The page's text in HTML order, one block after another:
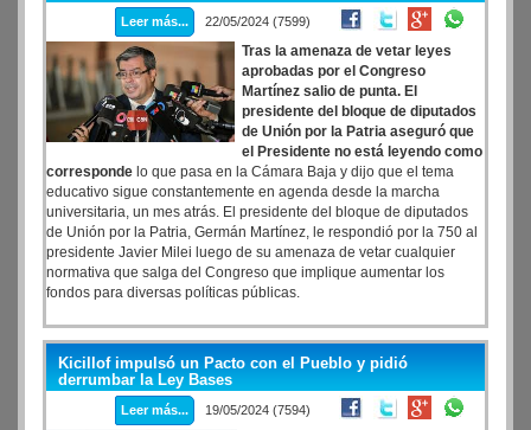
Leer más... 22/05/2024 (7599)
Tras la amenaza de vetar leyes
aprobadas por el Congreso
Martínez salio de punta. El
presidente del bloque de diputados
de Unión por la Patria aseguró que
el Presidente no está leyendo como
corresponde lo que pasa en la Cámara Baja y dijo que el tema
educativo sigue constantemente en agenda desde la marcha
universitaria, un mes atrás. El presidente del bloque de diputados
de Unión por la Patria, Germán Martínez, le respondió por la 750 al
presidente Javier Milei luego de su amenaza de vetar cualquier
normativa que salga del Congreso que implique aumentar los
fondos para diversas políticas públicas.
Kicillof impulsó un Pacto con el Pueblo y pidió
derrumbar la Ley Bases
Leer más... 19/05/2024 (7594)